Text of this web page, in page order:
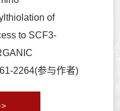
of
to SCF3-
2264(参与作者)